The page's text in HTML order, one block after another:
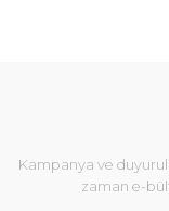
Kampanya ve
zaman e-